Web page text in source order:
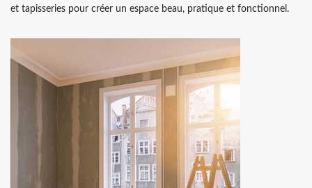
et tapisseries pour créer un espace beau, pratique et fonctionnel.